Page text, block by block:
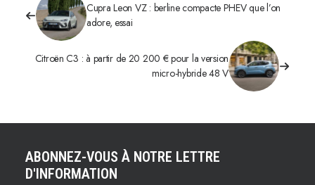
Cupra Leon VZ : berline compacte PHEV que l’on
adore, essai
Citroën C3 : à partir de 20 200 € pour la version
micro-hybride 48 V
ABONNEZ-VOUS À NOTRE LETTRE
D'INFORMATION